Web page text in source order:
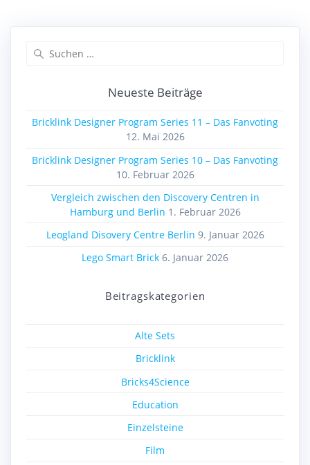
Neueste Beiträge
Bricklink Designer Program Series 11 – Das Fanvoting
12. Mai 2026
Bricklink Designer Program Series 10 – Das Fanvoting
10. Februar 2026
Vergleich zwischen den Discovery Centren in
Hamburg und Berlin 1. Februar 2026
Leogland Disovery Centre Berlin 9. Januar 2026
Lego Smart Brick 6. Januar 2026
Beitragskategorien
Alte Sets
Bricklink
Bricks4Science
Education
Einzelsteine
Film